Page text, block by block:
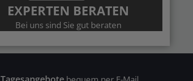
EXPERTEN BERATEN
Bei uns sind Sie gut beraten